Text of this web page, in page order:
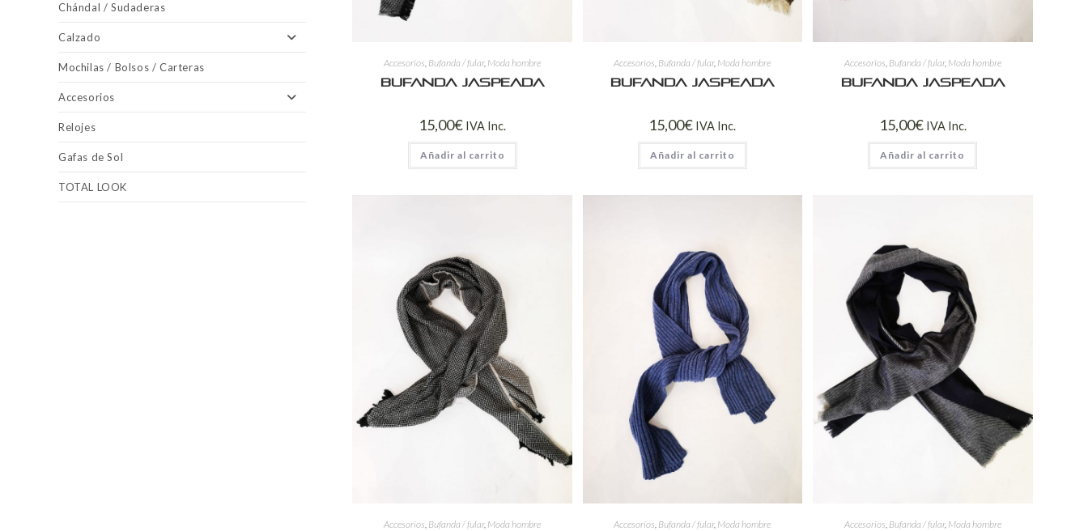
Accesorios Bufanda / fular, Moda hombre
Bufanda jaspeada
15,00€ IVA Inc.
Añadir al carrito
Accesorios Bufanda / fular, Moda hombre
Bufanda jaspeada
15,00€ IVA Inc.
Añadir al carrito
Accesorios Bufanda / fular, Moda hombre
Bufanda jaspeada
15,00€ IVA Inc.
Añadir al carrito
Accesorios Bufanda / fular, Moda hombre
Accesorios Bufanda / fular, Moda hombre
Accesorios Bufanda / fular, Moda hombre
Chándal / Sudaderas
Calzado
Mochilas / Bolsos / Carteras
Accesorios
Relojes
Gafas de Sol
TOTAL LOOK